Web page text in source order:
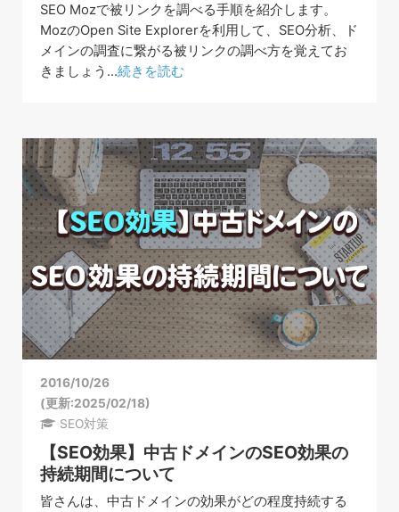
SEO Mozで被リンクを調べる手順を紹介します。
MozのOpen Site Explorerを利用して、SEO分析、ド
メインの調査に繋がる被リンクの調べ方を覚えてお
きましょう...続きを読む
2016/10/26
(更新:2025/02/18)
SEO対策
【SEO効果】中古ドメインのSEO効果の
持続期間について
皆さんは、中古ドメインの効果がどの程度持続する